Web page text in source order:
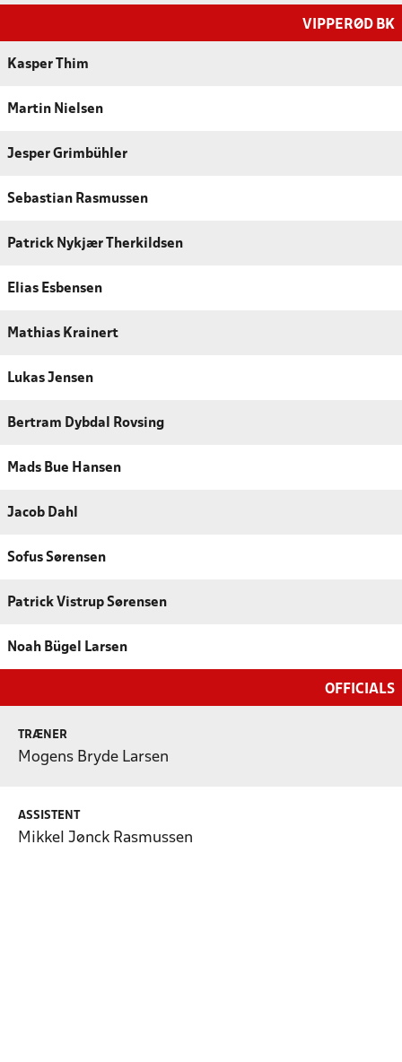
VIPPERØD BK
Kasper Thim
Martin Nielsen
Jesper Grimbühler
Sebastian Rasmussen
Patrick Nykjær Therkildsen
Elias Esbensen
Mathias Krainert
Lukas Jensen
Bertram Dybdal Rovsing
Mads Bue Hansen
Jacob Dahl
Sofus Sørensen
Patrick Vistrup Sørensen
Noah Bügel Larsen
OFFICIALS
TRÆNER
Mogens Bryde Larsen
ASSISTENT
Mikkel Jønck Rasmussen